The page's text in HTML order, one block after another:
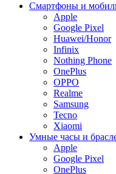
Смартфоны и
Apple
Google Pixel
Huawei/Honor
Infinix
Nothing Phone
OnePlus
OPPO
Realme
Samsung
Tecno
Xiaomi
Умные часы и
Apple
Google Pixel
OnePlus